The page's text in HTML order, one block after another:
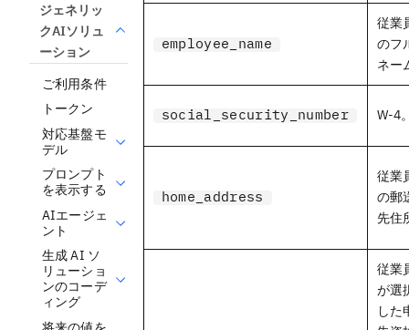
ジェネリッ
クAIソリュ
ーション
ご利用条件
トークン
対応基盤モ
デル
プロンプト
を表示する
AIエージェ
ント
生成 AI ソ
リューショ
ンのコーデ
ィング
employee_name
従業
のフ
ネー
social_security_number W-4
home_address
従業
の郵
先住
従業
が選
した